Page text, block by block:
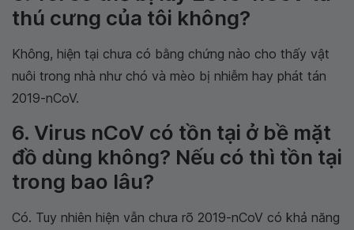
thú cưng của tôi không?
Không, hiện tại chưa có bằng chứng nào cho thấy vật
nuôi trong nhà như chó và mèo bị nhiễm hay phát tán
2019-nCoV.
6. Virus nCoV có tồn tại ở bề mặt
đồ dùng không? Nếu có thì tồn tại
trong bao lâu?
Có. Tuy nhiên hiện vẫn chưa rõ 2019-nCoV có khả năng